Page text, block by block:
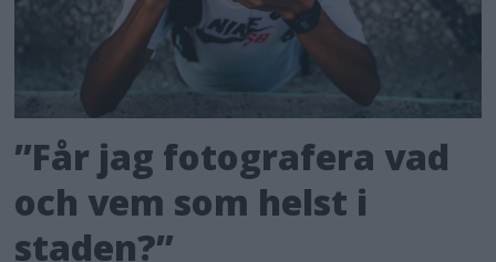
”Får jag fotografera vad
och vem som helst i
staden?”